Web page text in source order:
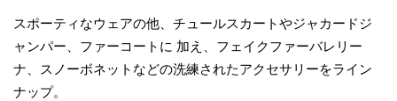
スポーティなウェアの他、チュールスカートやジャカードジ
ャンパー、ファーコートに 加え、フェイクファーバレリー
ナ、スノーボネットなどの洗練されたアクセサリーをライン
ナップ。